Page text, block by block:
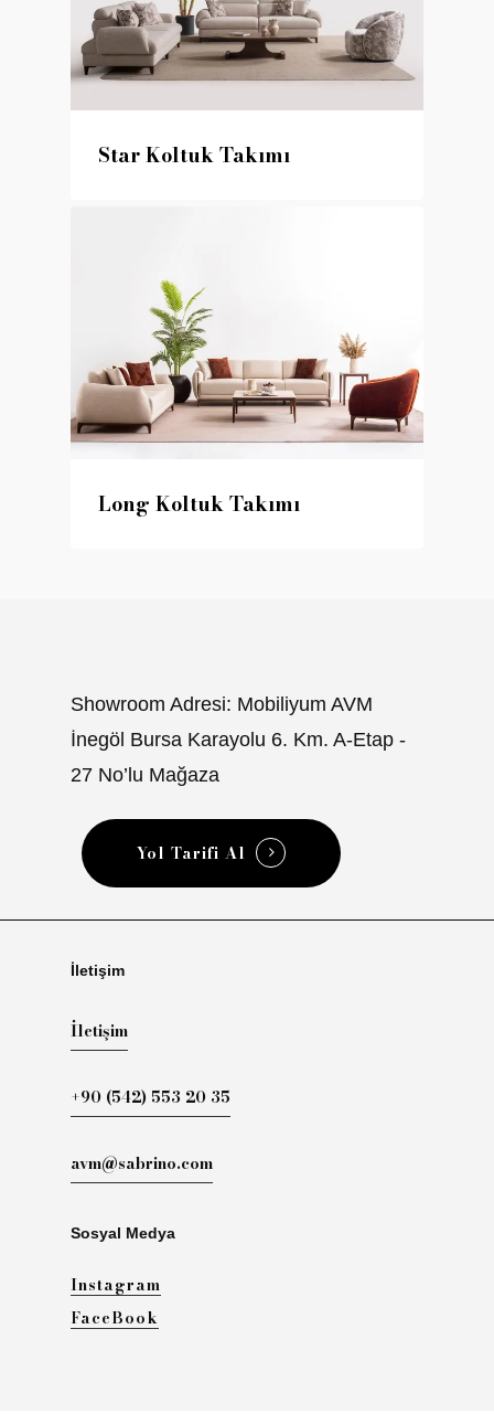
Star Koltuk Takımı
Long Koltuk Takımı
Showroom Adresi: Mobiliyum AVM
İnegöl Bursa Karayolu 6. Km. A-Etap -
27 No’lu Mağaza
Yol Tarifi Al
İletişim
İletişim
+90 (542) 553 20 35
avm@sabrino.com
Sosyal Medya
Instagram
FaceBook